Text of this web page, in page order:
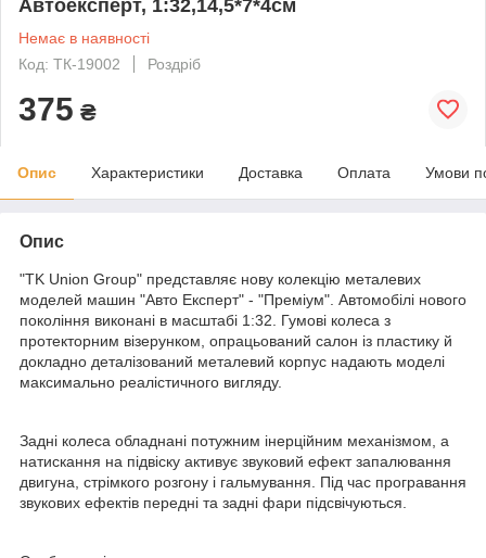
Автоексперт, 1:32,14,5*7*4см
Немає в наявності
Код: ТК-19002
Роздріб
375 ₴
Опис Характеристики Доставка Оплата Умови
Опис
"TK Union Group" представляє нову колекцію металевих
моделей машин "Авто Експерт" - "Преміум". Автомобілі нового
покоління виконані в масштабі 1:32. Гумові колеса з
протекторним візерунком, опрацьований салон із пластику й
докладно деталізований металевий корпус надають моделі
максимально реалістичного вигляду.
Задні колеса обладнані потужним інерційним механізмом, а
натискання на підвіску активує звуковий ефект запалювання
двигуна, стрімкого розгону і гальмування. Під час програвання
звукових ефектів передні та задні фари підсвічуються.